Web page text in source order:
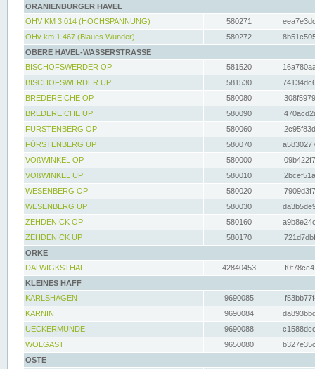
ORANIENBURGER HAVEL
OHV KM 3.014 (HOCHSPANNUNG)
580271
OHv km 1.467 (Blaues Wunder)
580272
OBERE HAVEL-WASSERSTRASSE
BISCHOFSWERDER OP
581520
BISCHOFSWERDER UP
581530
BREDEREICHE OP
580080
BREDEREICHE UP
580090
FÜRSTENBERG OP
580060
FÜRSTENBERG UP
580070
VOßWINKEL OP
580000
VOßWINKEL UP
580010
WESENBERG OP
580020
WESENBERG UP
580030
ZEHDENICK OP
580160
ZEHDENICK UP
580170
ORKE
DALWIGKSTHAL
42840453
KLEINES HAFF
KARLSHAGEN
9690085
KARNIN
9690084
UECKERMÜNDE
9690088
WOLGAST
9650080
OSTE